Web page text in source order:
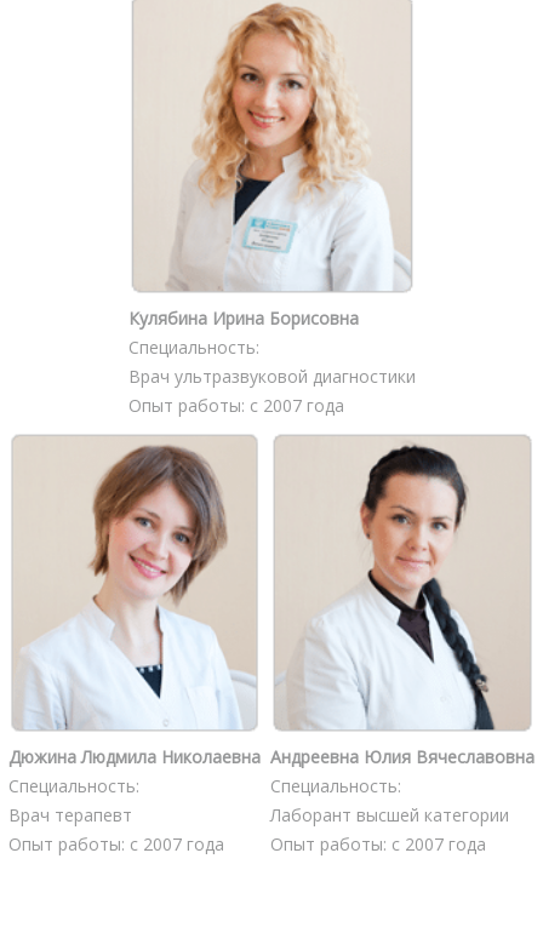
Кулябина Ирина Борисовна
Специальность:
Врач ультразвуковой диагностики
Опыт работы: с 2007 года
Дюжина Людмила Николаевна
Специальность:
Врач терапевт
Опыт работы: с 2007 года
Андреевна Юлия Вячеславовна
Специальность:
Лаборант высшей категории
Опыт работы: с 2007 года